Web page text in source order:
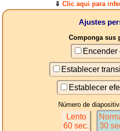
⇓ Clic aqui para
Ajustes
Componga sus
Establecer
Establecer
Número de
Lento
60 sec.
30